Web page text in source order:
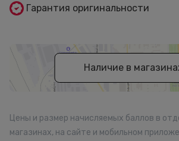
Гарантия оригинальности
Наличие в
Цены и размер начисляемых баллов в
магазинах, на сайте и мобильном